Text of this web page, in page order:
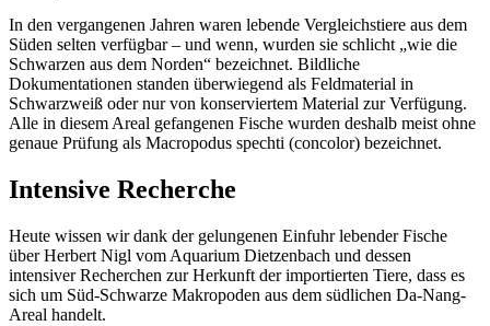
In den vergangenen Jahren waren lebende Vergleichstiere aus dem
Süden selten verfügbar – und wenn, wurden sie schlicht „wie die
Schwarzen aus dem Norden“ bezeichnet. Bildliche
Dokumentationen standen überwiegend als Feldmaterial in
Schwarzweiß oder nur von konserviertem Material zur Verfügung.
Alle in diesem Areal gefangenen Fische wurden deshalb meist ohne
genaue Prüfung als Macropodus spechti (concolor) bezeichnet.
Intensive Recherche
Heute wissen wir dank der gelungenen Einfuhr lebender Fische
über Herbert Nigl vom Aquarium Dietzenbach und dessen
intensiver Recherchen zur Herkunft der importierten Tiere, dass es
sich um Süd-Schwarze Makropoden aus dem südlichen Da-Nang-
Areal handelt.